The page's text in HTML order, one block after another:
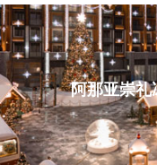
阿那亚崇礼